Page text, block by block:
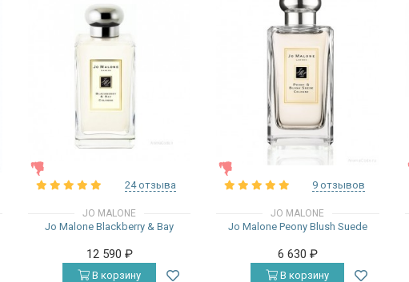
24 отзыва
JO MALONE
Jo Malone Blackberry & Bay
12 590 ₽
В корзину
ЖЕНСКИЕ
9 отзывов
JO MALONE
Jo Malone Peony Blush Suede
6 630 ₽
В корзину